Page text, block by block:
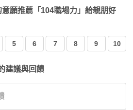
願推薦「104職場力」給親朋好
5 6 7 8 9 10
建議與回饋